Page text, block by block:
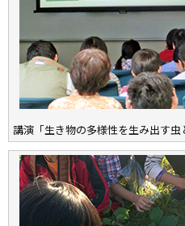
講演「生き物の多様性を生み出す虫